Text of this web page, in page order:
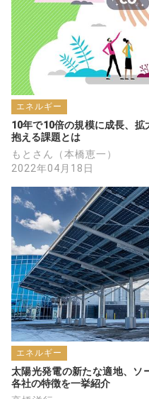
エネルギー
10年で10倍の規模に成長、
抱える課題とは
もとさん（本橋恵一）
2022年04月18日
エネルギー
太陽光発電の新たな適地、
各社の特徴を一挙紹介